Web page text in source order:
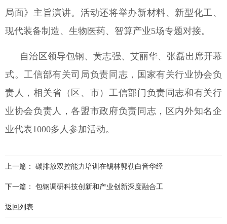
局面》主旨演讲。活动还将举办新材料、新型化工、
现代装备制造、生物医药、智算产业5场专题对接。
自治区领导包钢、黄志强、艾丽华、张磊出席开幕
式。工信部有关司局负责同志，国家有关行业协会负
责人，相关省（区、市）工信部门负责同志和有关行
业协会负责人，各盟市政府负责同志，区内外知名企
业代表1000多人参加活动。
上一篇： 碳排放双控能力培训在锡林郭勒白音华经
下一篇： 包钢调研科技创新和产业创新深度融合工
返回列表